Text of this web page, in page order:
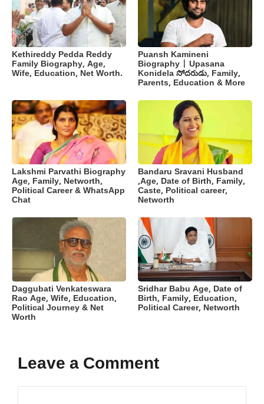
Kethireddy Pedda Reddy
Family Biography, Age,
Wife, Education, Net Worth.
Puansh Kamineni
Biography | Upasana
Konidela సోదరుడు, Family,
Parents, Education & More
Lakshmi Parvathi Biography
Age, Family, Networth,
Political Career & WhatsApp
Chat
Bandaru Sravani Husband
,Age, Date of Birth, Family,
Caste, Political career,
Networth
Daggubati Venkateswara
Rao Age, Wife, Education,
Political Journey & Net
Worth
Sridhar Babu Age, Date of
Birth, Family, Education,
Political Career, Networth
Leave a Comment
Comment